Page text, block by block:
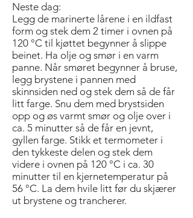
Neste dag:
Legg de marinerte lårene i en ildfast
form og stek dem 2 timer i ovnen på
120 °C til kjøttet begynner å slippe
beinet. Ha olje og smør i en varm
panne. Når smøret begynner å bruse,
legg brystene i pannen med
skinnsiden ned og stek dem så de får
litt farge. Snu dem med bryst­siden
opp og øs varmt smør og olje over i
ca. 5 minutter så de får en jevnt,
gyllen farge. Stikk et ­termometer i
den tykkeste delen og stek dem
videre i ovnen på 120 °C i ca. 30
minutter til en kjernetemperatur på
56 °C. La dem hvile litt før du skjærer
ut brystene og trancherer.